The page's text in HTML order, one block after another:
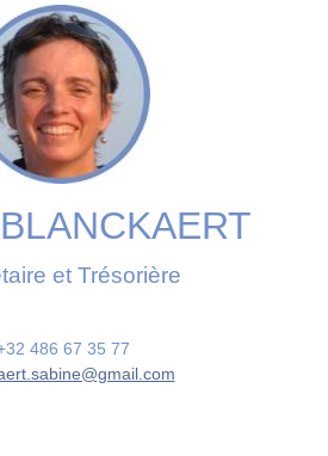
et Trésorière
486 67 35 77